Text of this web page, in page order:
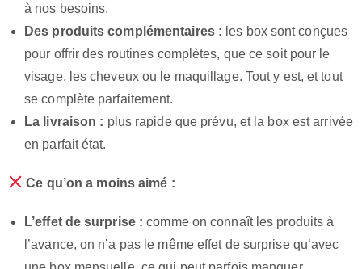
à nos besoins.
Des produits complémentaires : les box sont conçues
pour offrir des routines complètes, que ce soit pour le
visage, les cheveux ou le maquillage. Tout y est, et tout
se complète parfaitement.
La livraison : plus rapide que prévu, et la box est arrivée
en parfait état.
Ce qu’on a moins aimé :
L’effet de surprise : comme on connaît les produits à
l’avance, on n’a pas le même effet de surprise qu’avec